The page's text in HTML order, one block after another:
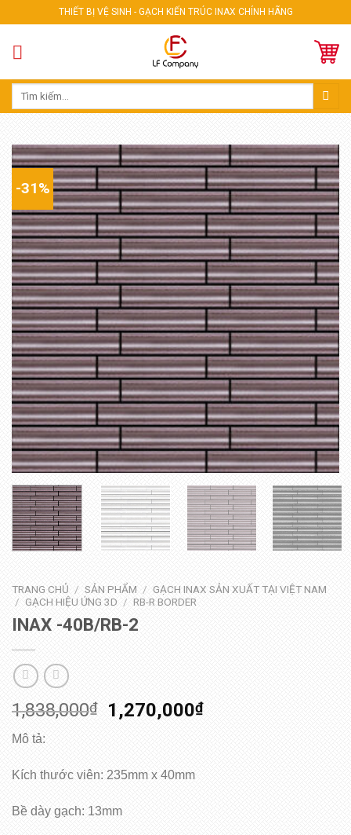
to
content
THIẾT BỊ VỆ SINH - GẠCH KIẾN TRÚC INAX CHÍNH HÃNG
Tìm
-31%
TRANG CHỦ / SẢN PHẨM / GẠCH INAX SẢN XUẤT TẠI VIỆT NAM
/ GẠCH HIỆU ỨNG 3D / RB-R BORDER
INAX -40B/RB-2
1,838,000₫ 1,270,000₫
Mô tả:
Kích thước viên: 235mm x 40mm
Bề dày gạch: 13mm